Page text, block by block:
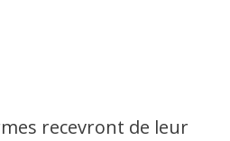
recevront de leur